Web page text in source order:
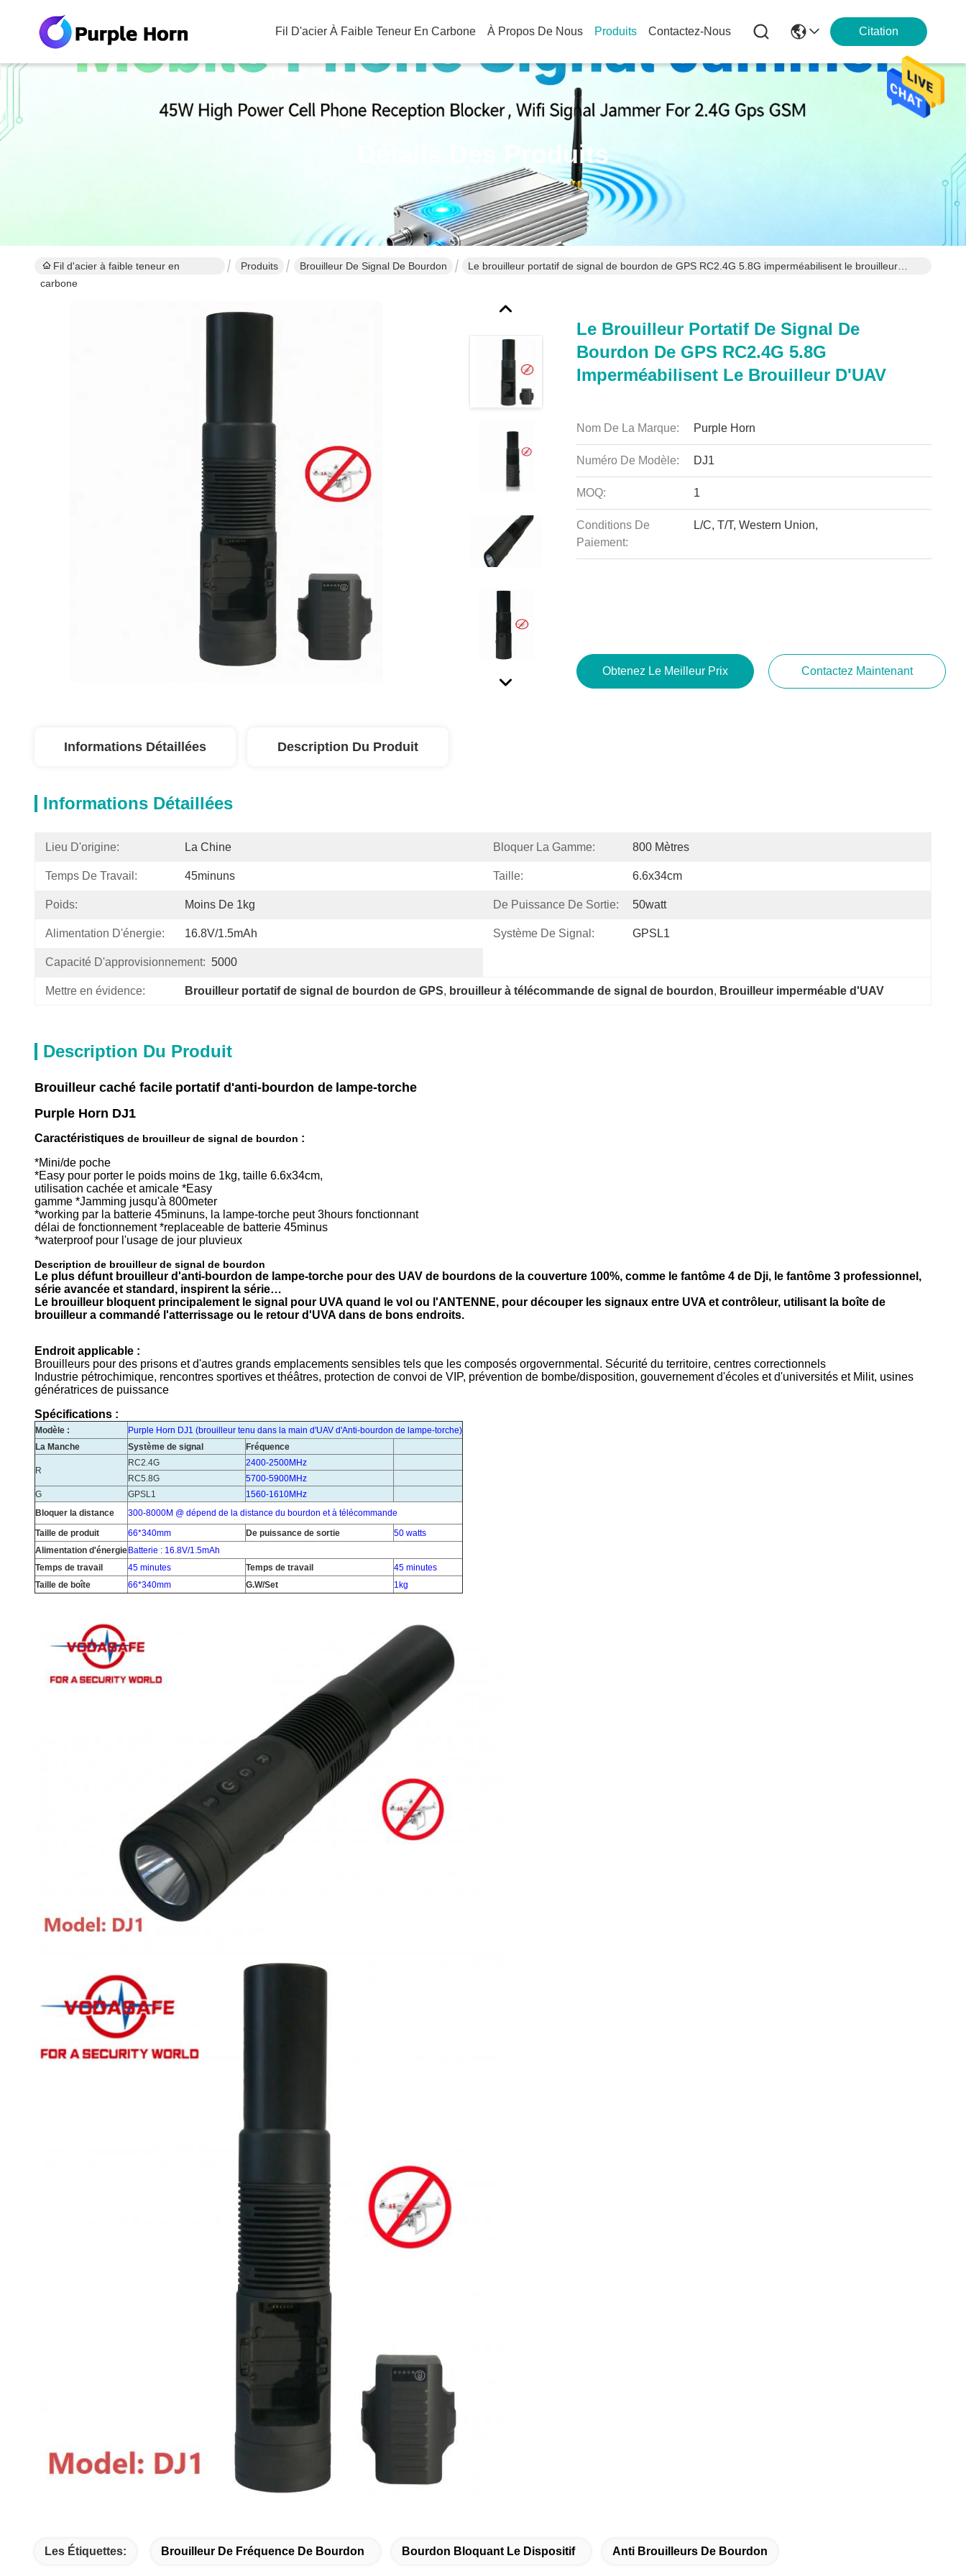
Fil D'acier À Faible Teneur En Carbone À Propos De Nous Produits Contactez-Nous Citation
Détails Des Produits
Fil d'acier à faible teneur en
carbone
Produits Brouilleur De Signal De Bourdon
Le brouilleur portatif de signal de bourdon de GPS RC2.4G 5.8G imperméabilisent le brouilleur
Le Brouilleur Portatif De Signal De
Bourdon De GPS RC2.4G 5.8G
Imperméabilisent Le Brouilleur D'UAV
Nom De La Marque: Purple Horn
Numéro De Modèle: DJ1
MOQ: 1
Conditions De
Paiement:
L/C, T/T, Western Union,
Obtenez Le Meilleur Prix Contactez Maintenant
Informations Détaillées Description Du Produit
Informations Détaillées
Lieu D'origine: La Chine Bloquer La Gamme: 800 Mètres
Temps De Travail: 45minuns Taille: 6.6x34cm
Poids: Moins De 1kg De Puissance De Sortie: 50watt
Alimentation D'énergie: 16.8V/1.5mAh Système De Signal: GPSL1
Capacité D'approvisionnement: 5000
Mettre en évidence: Brouilleur portatif de signal de bourdon de GPS, brouilleur à télécommande de signal de bourdon, Brouilleur imperméable d'UAV
Description Du Produit
Brouilleur caché facile portatif d'anti-bourdon de lampe-torche
Purple Horn DJ1
Caractéristiques de brouilleur de signal de bourdon :
*Mini/de poche
*Easy pour porter le poids moins de 1kg, taille 6.6x34cm,
utilisation cachée et amicale *Easy
gamme *Jamming jusqu'à 800meter
*working par la batterie 45minuns, la lampe-torche peut 3hours fonctionnant
délai de fonctionnement *replaceable de batterie 45minus
*waterproof pour l'usage de jour pluvieux
Description de brouilleur de signal de bourdon
Le plus défunt brouilleur d'anti-bourdon de lampe-torche pour des UAV de bourdons de la couverture 100%, comme le fantôme 4 de Dji, le fantôme 3 professionnel,
série avancée et standard, inspirent la série…
Le brouilleur bloquent principalement le signal pour UVA quand le vol ou l'ANTENNE, pour découper les signaux entre UVA et contrôleur, utilisant la boîte de
brouilleur a commandé l'atterrissage ou le retour d'UVA dans de bons endroits.
Endroit applicable :
Brouilleurs pour des prisons et d'autres grands emplacements sensibles tels que les composés orgovernmental. Sécurité du territoire, centres correctionnels
Industrie pétrochimique, rencontres sportives et théâtres, protection de convoi de VIP, prévention de bombe/disposition, gouvernement d'écoles et d'universités et Milit, usines
génératrices de puissance
Spécifications :
Modèle : Purple Horn DJ1 (brouilleur tenu dans la main d'UAV d'Anti-bourdon de lampe-torche)
La Manche
Système de signal Fréquence
R
RC2.4G
2400-2500MHz
RC5.8G
5700-5900MHz
G
GPSL1
1560-1610MHz
Bloquer la distance
300-8000M @ dépend de la distance du bourdon et à télécommande
Taille de produit
66*340mm De puissance de sortie
50 watts
Alimentation d'énergie Batterie : 16.8V/1.5mAh
Temps de travail
45 minutes Temps de travail
45 minutes
Taille de boîte
66*340mm G.W/Set 1kg
Les Étiquettes: Brouilleur De Fréquence De Bourdon Bourdon Bloquant Le Dispositif Anti Brouilleurs De Bourdon